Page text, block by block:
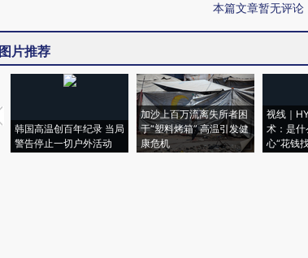
本篇文章暂无评论
图片推荐
韩国高温创百年纪录 当局
警告停止一切户外活动
加沙上百万流离失所者困
于“塑料烤箱” 高温引发健
康危机
视线｜
术：是
心“花钱